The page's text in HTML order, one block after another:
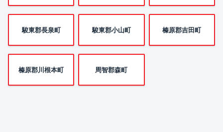
駿東郡長泉町 駿東郡小山町 榛原郡吉田町
榛原郡川根本町 周智郡森町